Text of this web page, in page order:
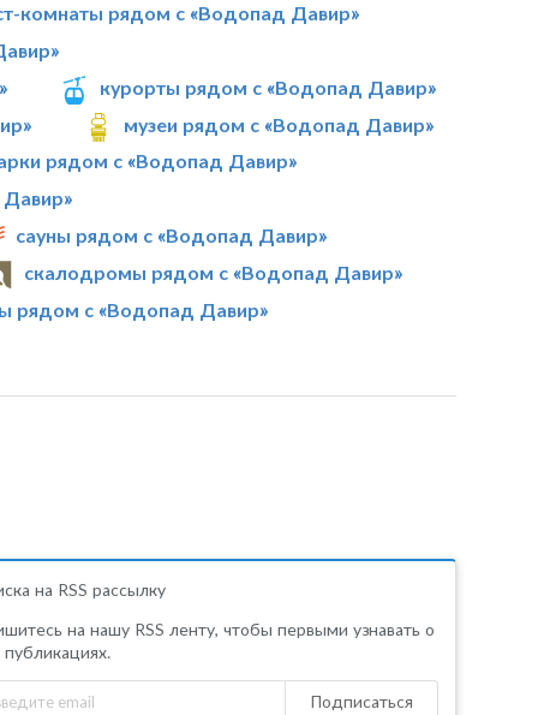
комнаты рядом с «Водопад Давир»
курорты рядом с «Водопад Давир»
музеи рядом с «Водопад Давир»
рядом с «Водопад Давир»
сауны рядом с «Водопад Давир»
скалодромы рядом с «Водопад Давир»
рядом с «Водопад Давир»
на RSS рассылку
на нашу RSS ленту, чтобы первыми узнавать о
Подписаться